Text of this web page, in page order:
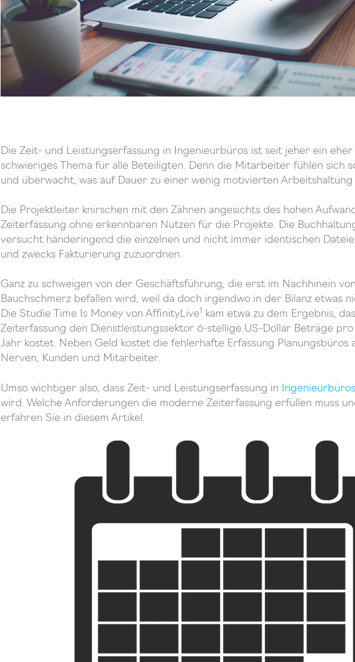
Die Zeit- und Leistungserfassung in Ingenieurbüros ist seit jeher ein eher
schwieriges Thema für alle Beteiligten. Denn die Mitarbeiter fühlen sich
und überwacht, was auf Dauer zu einer wenig motivierten Arbeitshaltung
Die Projektleiter knirschen mit den Zähnen angesichts des hohen
Zeiterfassung ohne erkennbaren Nutzen für die Projekte. Die
versucht händeringend die einzelnen und nicht immer identischen
und zwecks Fakturierung zuzuordnen.
Ganz zu schweigen von der Geschäftsführung, die erst im Nachhinein
Bauchschmerz befallen wird, weil da doch irgendwo in der Bilanz etwas
Die Studie Time Is Money von AffinityLive1
kam etwa zu dem Ergebnis,
Zeiterfassung den Dienstleistungssektor 6-stellige US-Dollar Beträge
Jahr kostet. Neben Geld kostet die fehlerhafte Erfassung Planungsbüros
Nerven, Kunden und Mitarbeiter.
Umso wichtiger also, dass Zeit- und Leistungserfassung in Ingenieurbüros
wird. Welche Anforderungen die moderne Zeiterfassung erfüllen muss
erfahren Sie in diesem Artikel.